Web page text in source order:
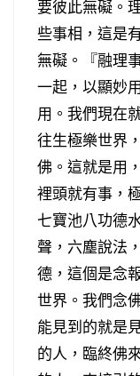
要彼此無礙。
些事相，這是
無礙。『融理
一起，以顯妙
用。我們現在
往生極樂世界
佛。這就是用
裡頭就有事，
七寶池八功德
聲，六塵說法
德，這個是念
世界。我們念
能見到的就是
的人，臨終佛